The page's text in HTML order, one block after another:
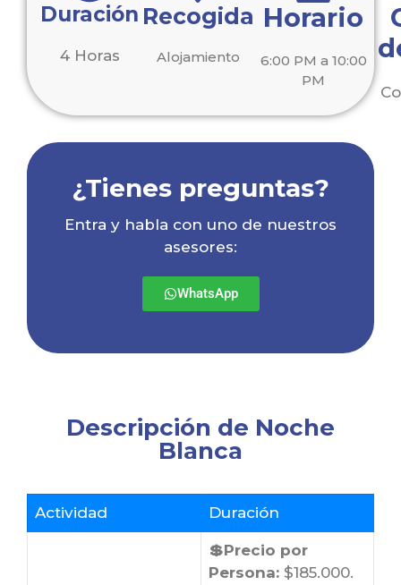
Duración
4 Horas
Recogida
Alojamiento
Horario
6:00 PM a 10:00
PM
¿Tienes preguntas?
Entra y habla con uno de nuestros
asesores:
WhatsApp
Descripción de Noche
Blanca
Actividad Duración
💲Precio por
Persona: $185.000.